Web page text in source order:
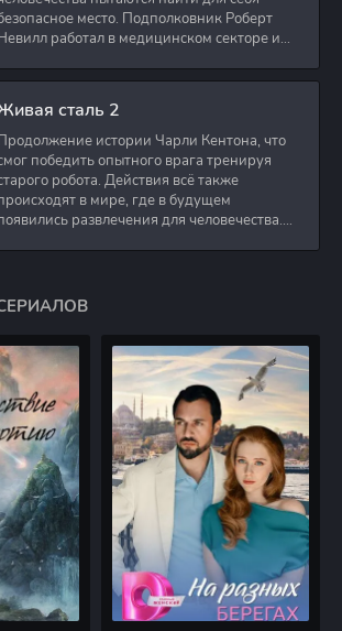
место. Подполковник Роберт
работал в медицинском секторе и
сталь 2
истории Чарли Кентона, что
победить опытного врага тренируя
робота. Действия всё также
в мире, где в будущем
развлечения для человечества.